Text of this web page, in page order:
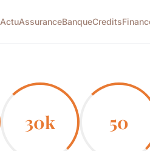
ActuAssuranceBanqueCredits
30k 50